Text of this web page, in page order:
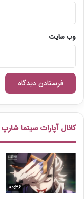
وب‌ سایت
کانال آپارات سینما شارپ
00:36